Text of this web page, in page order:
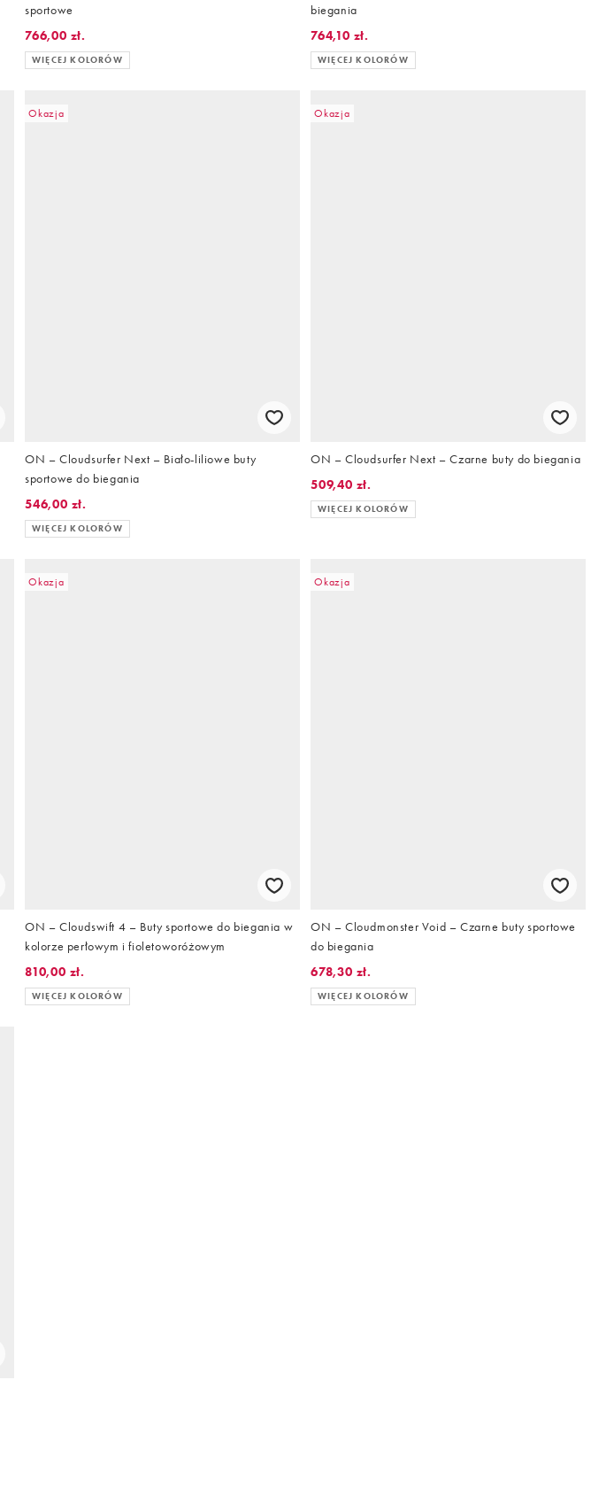
sportowe
766,00 zł.
WIĘCEJ KOLORÓW
biegania
764,10 zł.
WIĘCEJ KOLORÓW
Okazja
ON – Cloudsurfer Next – Biało-liliowe buty
sportowe do biegania
546,00 zł.
WIĘCEJ KOLORÓW
Okazja
ON – Cloudsurfer Next – Czarne buty do biegania
509,40 zł.
WIĘCEJ KOLORÓW
Okazja
ON – Cloudswift 4 – Buty sportowe do biegania w
kolorze perłowym i fioletoworóżowym
810,00 zł.
WIĘCEJ KOLORÓW
Okazja
ON – Cloudmonster Void – Czarne buty sportowe
do biegania
678,30 zł.
WIĘCEJ KOLORÓW